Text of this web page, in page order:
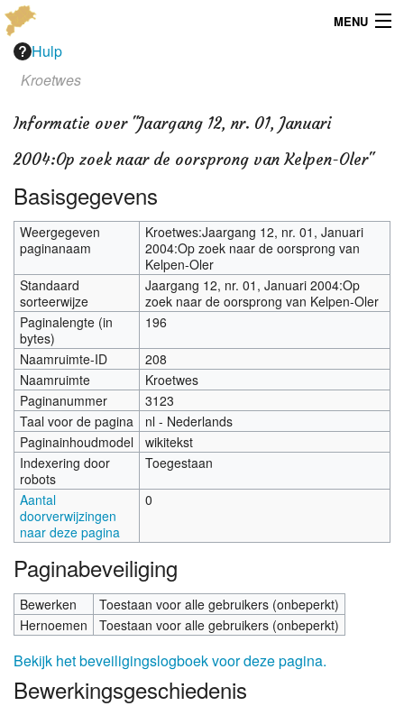
MENU
Menu
Locaties
Kaarten
Overig
Verenigingsinfo
Hulp
Kroetwes
Informatie over "Jaargang 12, nr. 01, Januari
2004:Op zoek naar de oorsprong van Kelpen-Oler"
Basisgegevens
Weergegeven
paginanaam
Kroetwes:Jaargang 12, nr. 01, Januari
2004:Op zoek naar de oorsprong van
Kelpen-Oler
Standaard
sorteerwijze
Jaargang 12, nr. 01, Januari 2004:Op
zoek naar de oorsprong van Kelpen-Oler
Paginalengte (in
bytes)
196
Naamruimte-ID
208
Naamruimte
Kroetwes
Paginanummer
3123
Taal voor de pagina
nl - Nederlands
Paginainhoudmodel
wikitekst
Indexering door
robots
Toegestaan
Aantal
doorverwijzingen
naar deze pagina
0
Paginabeveiliging
Bewerken
Toestaan voor alle gebruikers (onbeperkt)
Hernoemen
Toestaan voor alle gebruikers (onbeperkt)
Bekijk het beveiligingslogboek voor deze pagina.
Bewerkingsgeschiedenis